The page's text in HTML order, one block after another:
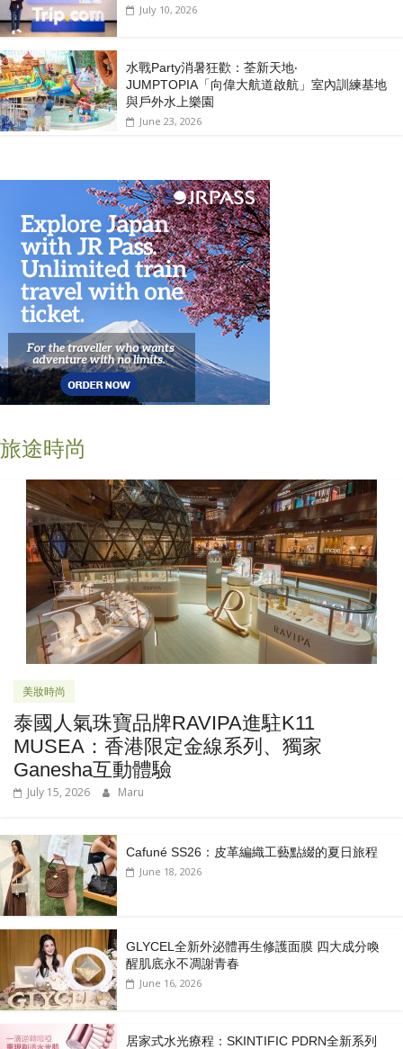
July 10, 2026
水戰Party消暑狂歡：荃新天地‧
JUMPTOPIA「向偉大航道啟航」室內訓練基地
與戶外水上樂園
June 23, 2026
旅途時尚
美妝時尚
泰國人氣珠寶品牌RAVIPA進駐K11
MUSEA：香港限定金線系列、獨家
Ganesha互動體驗
July 15, 2026 Maru
Cafuné SS26：皮革編織工藝點綴的夏日旅程
June 18, 2026
GLYCEL全新外泌體再生修護面膜 四大成分喚
醒肌底永不凋謝青春
June 16, 2026
居家式水光療程：SKINTIFIC PDRN全新系列